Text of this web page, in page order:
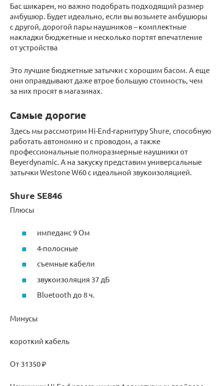
Бас шикарен, но важно подобрать подходящий размер
амбушюр. Будет идеально, если вы возьмете амбушюры
с другой, дорогой пары наушников – комплектные
накладки бюджетные и несколько портят впечатление
от устройства
Это лучшие бюджетные затычки с хорошим басом. А еще
они оправдывают даже втрое большую стоимость, чем
за них просят в магазинах.
Самые дорогие
Здесь мы рассмотрим Hi-End-гарнитуру Shure, способную
работать автономно и с проводом, а также
профессиональные полноразмерные наушники от
Beyerdynamic. А на закуску представим универсальные
затычки Westone W60 с идеальной звукоизоляцией.
Shure SE846
Плюсы
импеданс 9 Ом
4-полосные
съемные кабели
звукоизоляция 37 дБ
Bluetooth до 8 ч.
Минусы
короткий кабель
От 31350 ₽